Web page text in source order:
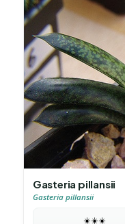
Gasteria pillansii
Gasteria pillansii
☀️☀️☀️